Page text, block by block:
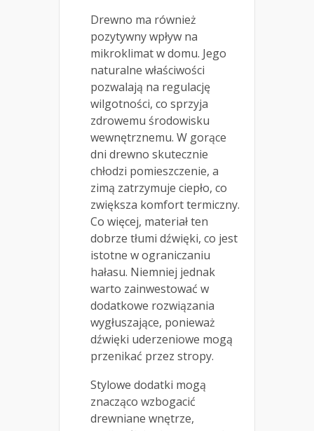
Drewno ma również
pozytywny wpływ na
mikroklimat w domu. Jego
naturalne właściwości
pozwalają na regulację
wilgotności, co sprzyja
zdrowemu środowisku
wewnętrznemu. W gorące
dni drewno skutecznie
chłodzi pomieszczenie, a
zimą zatrzymuje ciepło, co
zwiększa komfort termiczny.
Co więcej, materiał ten
dobrze tłumi dźwięki, co jest
istotne w ograniczaniu
hałasu. Niemniej jednak
warto zainwestować w
dodatkowe rozwiązania
wygłuszające, ponieważ
dźwięki uderzeniowe mogą
przenikać przez stropy.
Stylowe dodatki mogą
znacząco wzbogacić
drewniane wnętrze,